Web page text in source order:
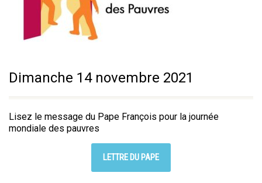
Dimanche 14 novembre 2021
Lisez le message du Pape François pour la journée
mondiale des pauvres
LETTRE DU PAPE